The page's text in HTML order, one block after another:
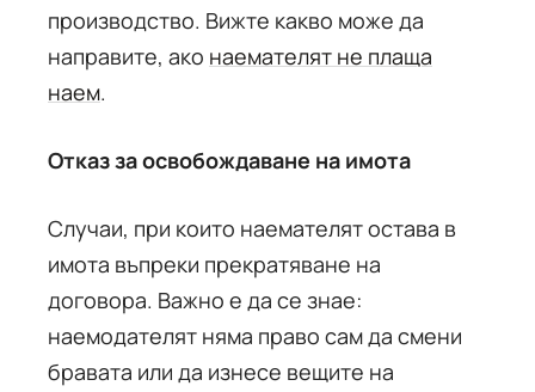
производство. Вижте какво може да
направите, ако наемателят не плаща
наем.
Отказ за освобождаване на имота
Случаи, при които наемателят остава в
имота въпреки прекратяване на
договора. Важно е да се знае:
наемодателят няма право сам да смени
бравата или да изнесе вещите на